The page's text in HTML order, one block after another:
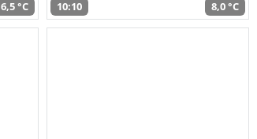
6,5 °C 10:10 8,0 °C